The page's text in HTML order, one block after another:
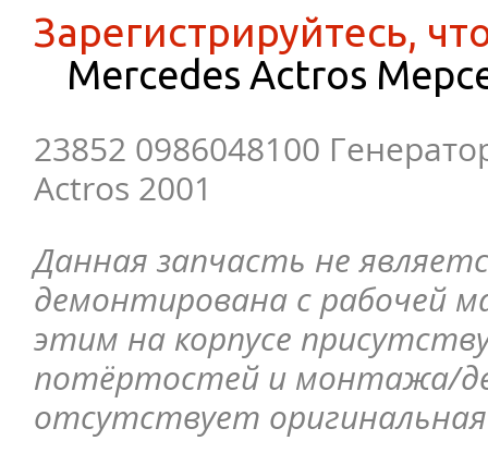
Зарегистрируйтесь,
Mercedes Actros
23852 0986048100
Actros 2001
Данная запчасть не
демонтирована с рабочей
этим на корпусе
потёртостей и монтажа/
отсутствует оригинальная